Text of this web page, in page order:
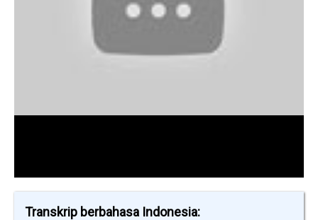
Transkrip berbahasa Indonesia: